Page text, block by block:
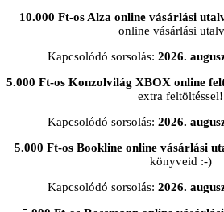
10.000 Ft-os Alza online vásárlási
online vásárlási
Kapcsolódó sorsolás: 2026.
5.000 Ft-os Konzolvilág XBOX online
extra feltöltéssel!
Kapcsolódó sorsolás: 2026.
5.000 Ft-os Bookline online vásárlási
könyveid :-)
Kapcsolódó sorsolás: 2026.